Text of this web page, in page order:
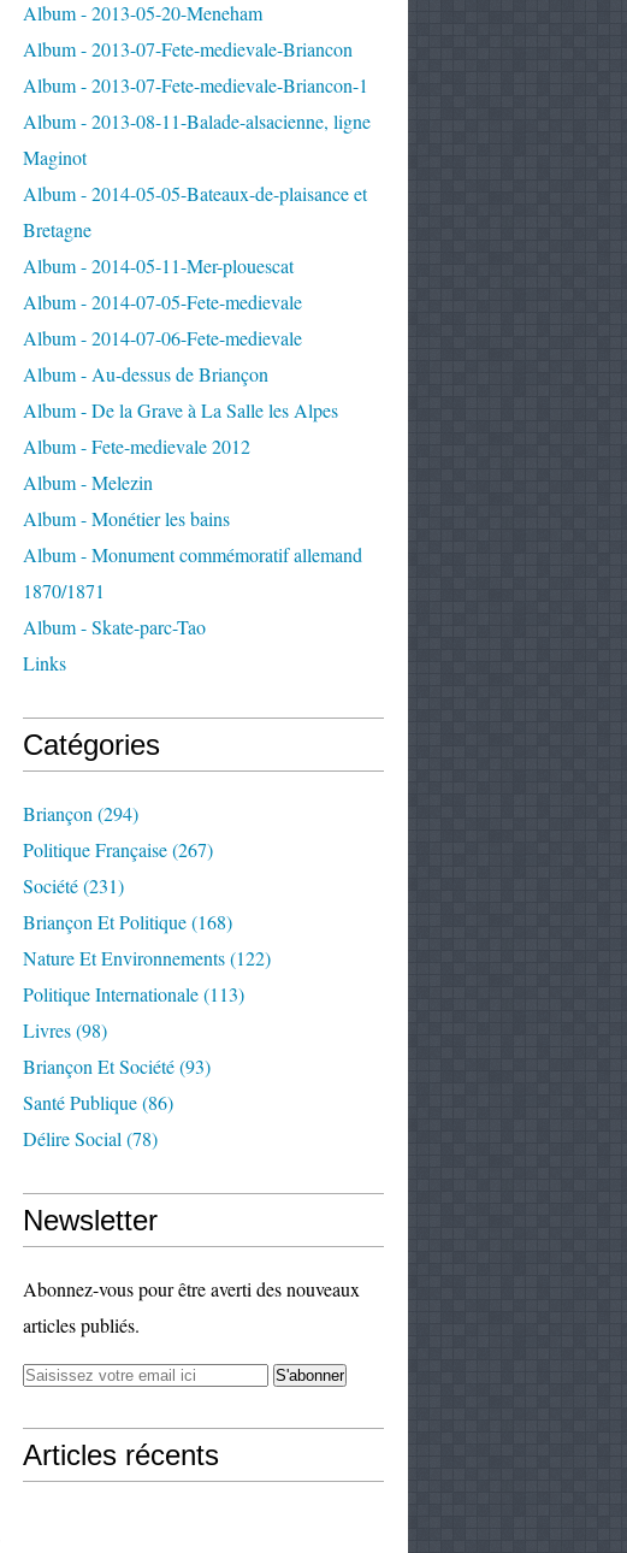
Album - 2013-05-20-Meneham
Album - 2013-07-Fete-medievale-Briancon
Album - 2013-07-Fete-medievale-Briancon-1
Album - 2013-08-11-Balade-alsacienne, ligne
Maginot
Album - 2014-05-05-Bateaux-de-plaisance et
Bretagne
Album - 2014-05-11-Mer-plouescat
Album - 2014-07-05-Fete-medievale
Album - 2014-07-06-Fete-medievale
Album - Au-dessus de Briançon
Album - De la Grave à La Salle les Alpes
Album - Fete-medievale 2012
Album - Melezin
Album - Monétier les bains
Album - Monument commémoratif allemand
1870/1871
Album - Skate-parc-Tao
Links
Catégories
Briançon (294)
Politique Française(267)
Société(231)
Briançon Et Politique(168)
Nature Et Environnements(122)
Politique Internationale(113)
Livres(98)
Briançon Et Société(93)
Santé Publique(86)
Délire Social (78)
Newsletter
Abonnez-vous pour être averti des nouveaux
articles publiés.
Articles récents